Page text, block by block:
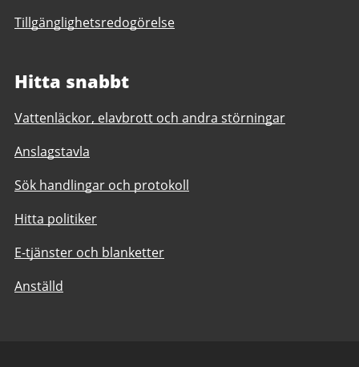
Tillgänglighetsredogörelse
Hitta snabbt
Vattenläckor, elavbrott och andra störningar
Anslagstavla
Sök handlingar och protokoll
Hitta politiker
E-tjänster och blanketter
Anställd